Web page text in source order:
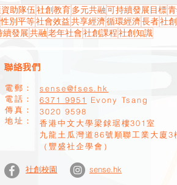
助隊伍社創教育多元共融可持續發展目標
性別平等社會效益共享經濟循環經濟長者社
續發展共融老年社會社創課程社創知識
聯絡我們
電郵：
​電話：
​傳真：
地址：
sense@fses.hk
6371 9951
Evony Tsang
​3020 9598
香港中文大學梁銶琚樓301室
九龍土瓜灣道86號順聯工業大廈3
（豐盛社企學會）
社創校園 sense.hk